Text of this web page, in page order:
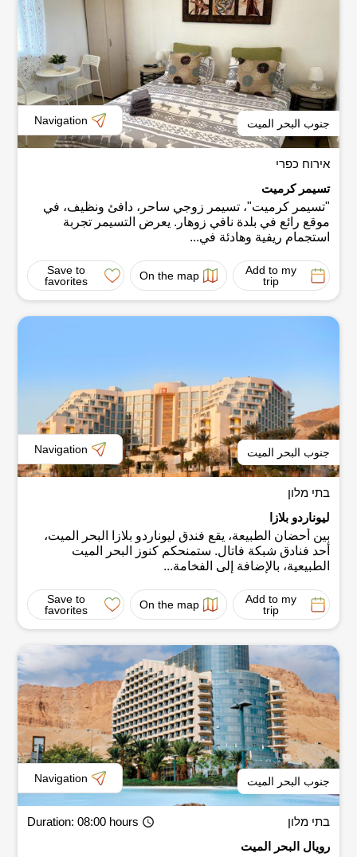
جنوب البحر الميت Navigation
אירוח כפרי
تسيمر كرميت
"تسيمر كرميت"، تسيمر زوجي ساحر، دافئ ونظيف، في
موقع رائع في بلدة نافي زوهار. يعرض التسيمر تجربة
استجمام ريفية وهادئة في...
Add to my
trip
On the map
Save to
favorites
جنوب البحر الميت Navigation
בתי מלון
ليوناردو بلازا
بين أحضان الطبيعة، يقع فندق ليوناردو بلازا البحر الميت،
أحد فنادق شبكة فاتال. ستمنحكم كنوز البحر الميت
الطبيعية، بالإضافة إلى الفخامة...
Add to my
trip
On the map
Save to
favorites
جنوب البحر الميت Navigation
בתי מלון Duration: 08:00 hours
رويال البحر الميت